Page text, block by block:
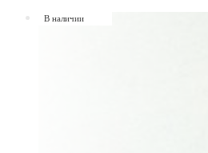
В наличии